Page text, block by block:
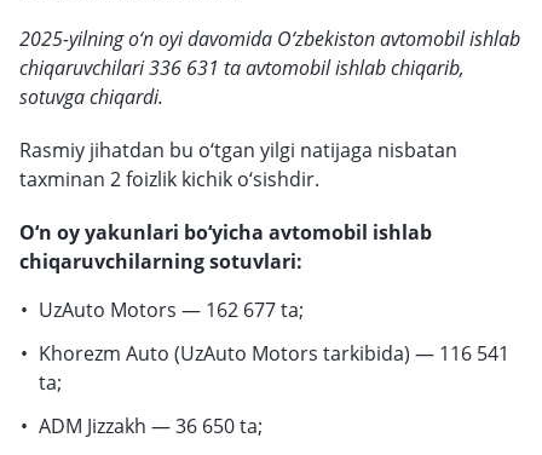
2025-yilning o‘n oyi davomida O‘zbekiston avtomobil ishlab
chiqaruvchilari 336 631 ta avtomobil ishlab chiqarib,
sotuvga chiqardi.
Rasmiy jihatdan bu o‘tgan yilgi natijaga nisbatan
taxminan 2 foizlik kichik o‘sishdir.
O‘n oy yakunlari bo‘yicha avtomobil ishlab
chiqaruvchilarning sotuvlari:
UzAuto Motors — 162 677 ta;
Khorezm Auto (UzAuto Motors tarkibida) — 116 541
ta;
ADM Jizzakh — 36 650 ta;